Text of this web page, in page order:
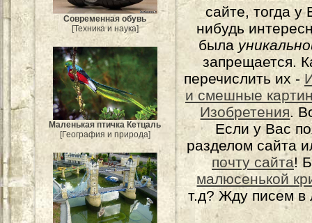
Современная обувь
[Техника и наука]
Маленькая птичка Кетцаль
[География и природа]
сайте, тогда у
нибудь
была
запрещается.
перечислить их -
и смешные
Изобретения.
Если у Вас
разделом сайта
почту сайта!
малюсенькой
т.д? Жду писем в